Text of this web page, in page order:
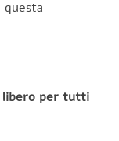
libero per tutti